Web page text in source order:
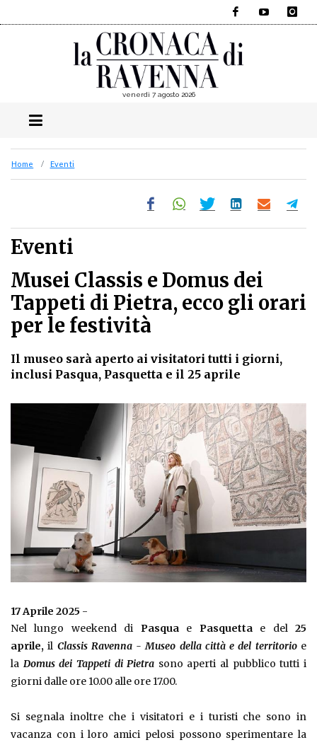
venerdì 7 agosto 2026
Home Eventi
Eventi
Musei Classis e Domus dei
Tappeti di Pietra, ecco gli orari
per le festività
Il museo sarà aperto ai visitatori tutti i giorni,
inclusi Pasqua, Pasquetta e il 25 aprile
17 Aprile 2025 -
Nel lungo weekend di Pasqua e Pasquetta e del25
aprile, il Classis Ravenna - Museo della città e del territorio e
la Domus dei Tappeti di Pietra sono aperti al pubblico tutti i
giorni dalle ore 10.00 alle ore 17.00.
Si segnala inoltre che i visitatori e i turisti che sono in
vacanza con i loro amici pelosi possono sperimentare la